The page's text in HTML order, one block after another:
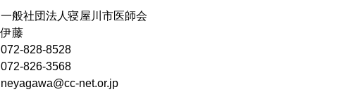
一般社団法人寝屋川市医師会
伊藤
072-828-8528
072-826-3568
neyagawa@cc-net.or.jp